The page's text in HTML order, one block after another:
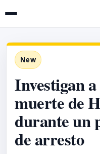
New
Investigan
muerte de
durante un
de arresto